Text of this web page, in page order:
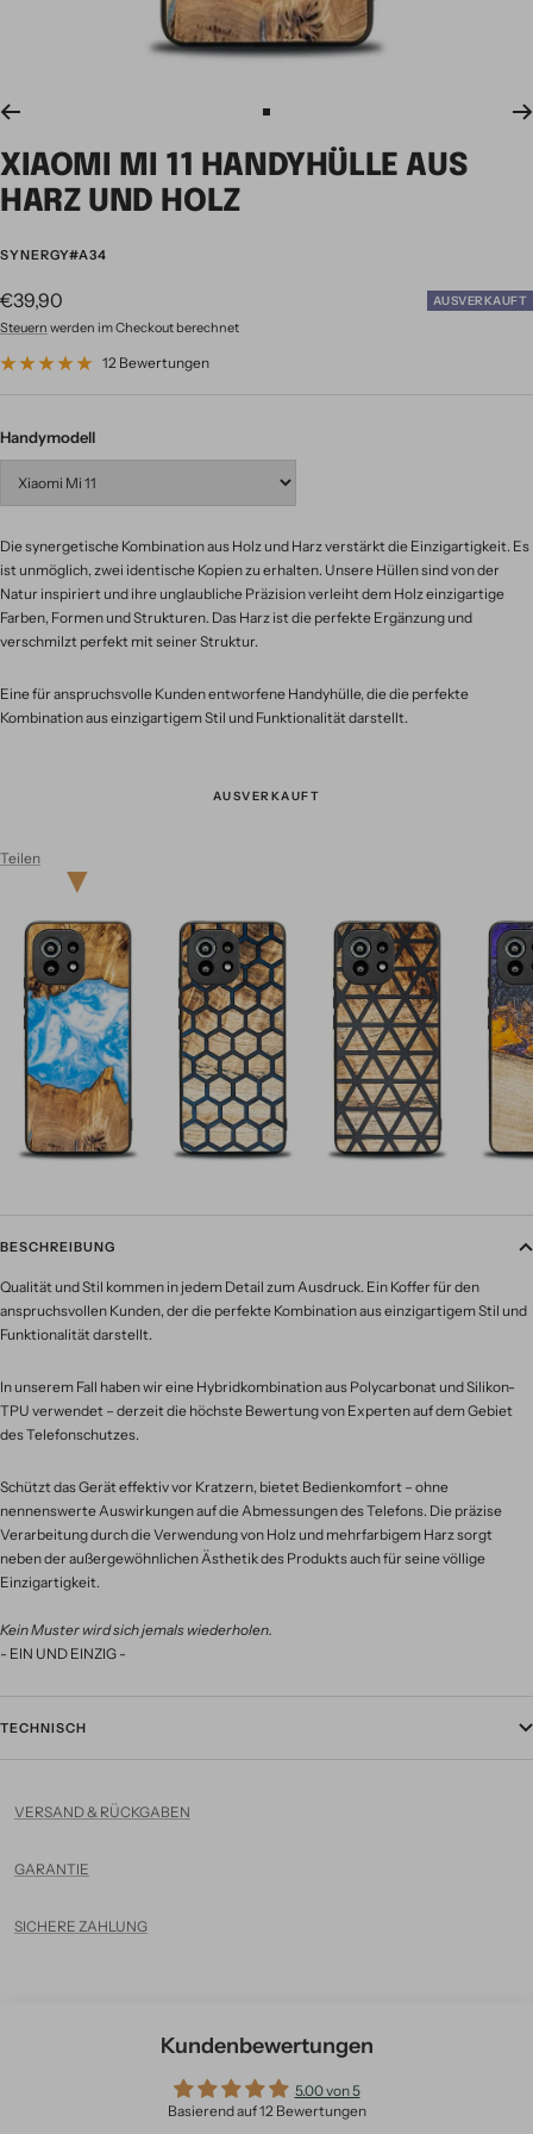
Zur
XIAOMI MI 11 HANDYHÜLLE AUS
HARZ UND HOLZ
SYNERGY#A34
Angebotspreis
€39,90 AUSVERKAUFT
Steuern werden im Checkout berechnet
12 Bewertungen
Handymodell
Die synergetische Kombination aus Holz und Harz verstärkt die Einzigartigkeit. Es
ist unmöglich, zwei identische Kopien zu erhalten. Unsere Hüllen sind von der
Natur inspiriert und ihre unglaubliche Präzision verleiht dem Holz einzigartige
Farben, Formen und Strukturen. Das Harz ist die perfekte Ergänzung und
verschmilzt perfekt mit seiner Struktur.
Eine für anspruchsvolle Kunden entworfene Handyhülle, die die perfekte
Kombination aus einzigartigem Stil und Funktionalität darstellt.
AUSVERKAUFT
Teilen
BESCHREIBUNG
Qualität und Stil kommen in jedem Detail zum Ausdruck. Ein Koffer für den
anspruchsvollen Kunden, der die perfekte Kombination aus einzigartigem Stil und
Funktionalität darstellt.
In unserem Fall haben wir eine Hybridkombination aus Polycarbonat und Silikon-
TPU verwendet – derzeit die höchste Bewertung von Experten auf dem Gebiet
des Telefonschutzes.
Schützt das Gerät effektiv vor Kratzern, bietet Bedienkomfort – ohne
nennenswerte Auswirkungen auf die Abmessungen des Telefons. Die präzise
Verarbeitung durch die Verwendung von Holz und mehrfarbigem Harz sorgt
neben der außergewöhnlichen Ästhetik des Produkts auch für seine völlige
Einzigartigkeit.
Kein Muster wird sich jemals wiederholen.
- EIN UND EINZIG -
TECHNISCH
VERSAND & RÜCKGABEN
GARANTIE
SICHERE ZAHLUNG
Kundenbewertungen
5.00 von 5
Basierend auf 12 Bewertungen